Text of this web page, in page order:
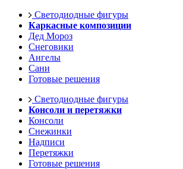
Светодиодные фигуры
Каркасные композиции
Дед Мороз
Снеговики
Ангелы
Сани
Готовые решения
Светодиодные фигуры
Консоли и перетяжки
Консоли
Снежинки
Надписи
Перетяжки
Готовые решения